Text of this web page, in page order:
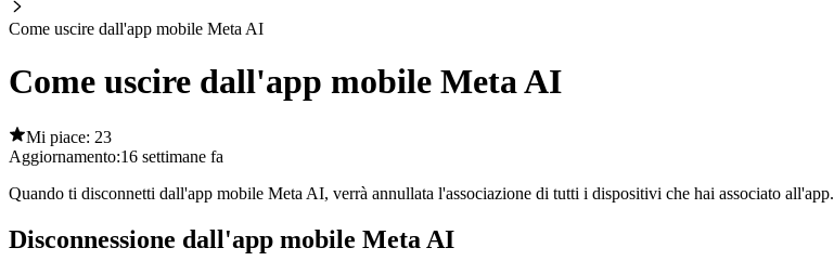
Come uscire dall'app mobile Meta AI
Come uscire dall'app mobile Meta AI
Mi piace: 23
Aggiornamento:16 settimane fa
Quando ti disconnetti dall'app mobile Meta AI, verrà annullata l'associazione di tutti i dispositivi che hai associato all'app.
Disconnessione dall'app mobile Meta AI